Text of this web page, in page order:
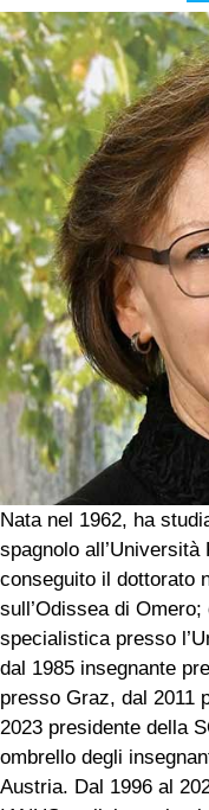
Nata nel 1962, ha
spagnolo
conseguito il dottorato
sull’Odissea di
specialistica presso
dal 1985 insegnante
presso Graz, dal 2011
2023 presidente della
ombrello degli
Austria. Dal 1996 al